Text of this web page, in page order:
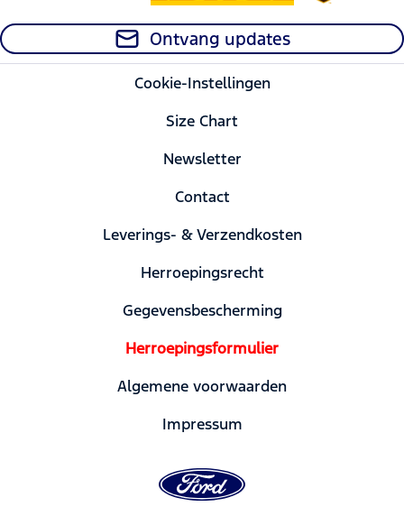
Ontvang updates
Cookie-Instellingen
Size Chart
Newsletter
Contact
Leverings- & Verzendkosten
Herroepingsrecht
Gegevensbescherming
Herroepingsformulier
Algemene voorwaarden
Impressum